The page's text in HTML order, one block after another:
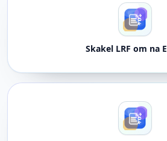
Skakel LRF om na